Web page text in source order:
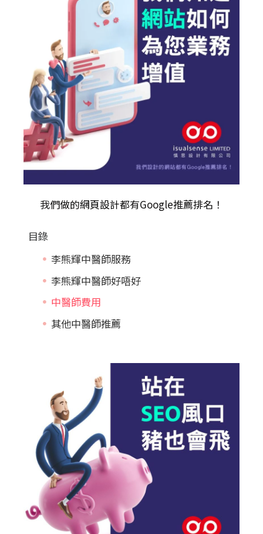
我們做的網頁設計都有Google推薦排名！
目錄
李熊輝中醫師服務
李熊輝中醫師好唔好
中醫師費用
其他中醫師推薦